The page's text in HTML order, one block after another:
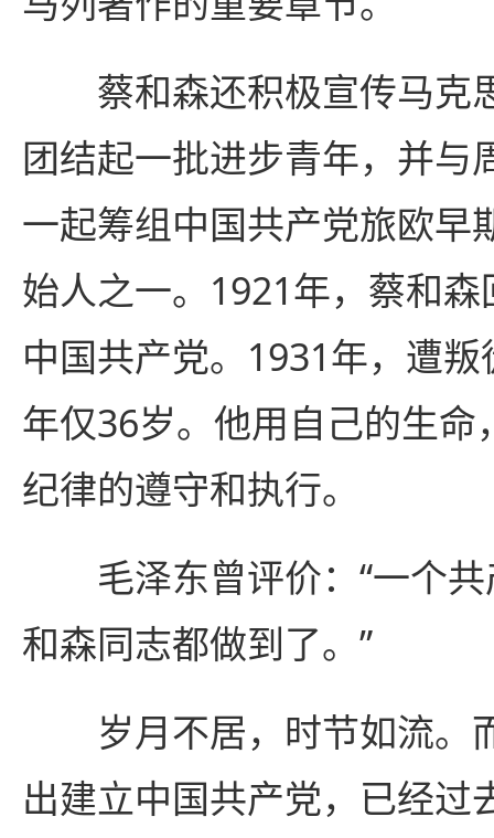
蔡和森还积极宣传马克
团结起一批进步青年，并与
一起筹组中国共产党旅欧早
始人之一。1921年，蔡和
中国共产党。1931年，遭
年仅36岁。他用自己的生命
纪律的遵守和执行。
毛泽东曾评价：“一个共
和森同志都做到了。”
岁月不居，时节如流。
出建立中国共产党，已经过